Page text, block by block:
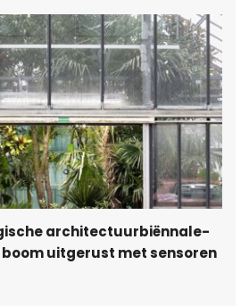
architectuurbiënnale-
uitgerust met sensoren